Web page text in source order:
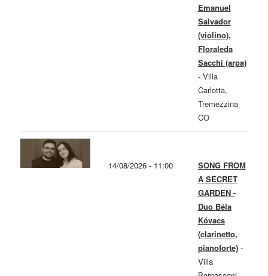
Emanuel
Salvador
(violino),
Floraleda
Sacchi (arpa)
- Villa
Carlotta,
Tremezzina
CO
14/08/2026 - 11:00
SONG FROM
A SECRET
GARDEN -
Duo Béla
Kóvacs
(clarinetto,
pianoforte)-
Villa